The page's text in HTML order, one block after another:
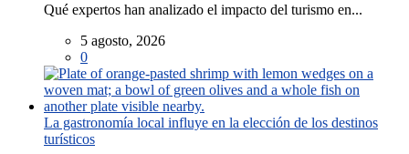
Qué expertos han analizado el impacto del turismo en...
5 agosto, 2026
0
La gastronomía local influye en la elección de los destinos
turísticos